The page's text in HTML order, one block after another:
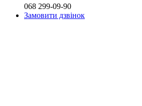
068 299-09-90
Замовити дзвінок